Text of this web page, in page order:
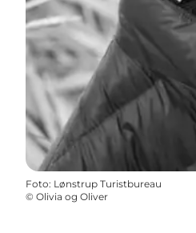
Foto: Lønstrup Turistbureau
© Olivia og Oliver